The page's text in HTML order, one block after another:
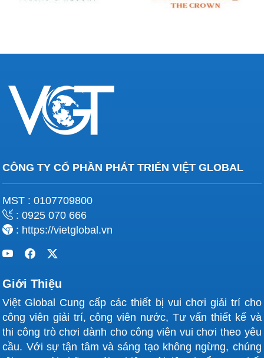
CÔNG TY CỔ PHẦN PHÁT TRIỂN VIỆT GLOBAL
MST : 0107709800
: 0925 070 666
: https://vietglobal.vn
Giới Thiệu
Việt Global Cung cấp các thiết bị vui chơi giải trí cho
công viên giải trí, công viên nước, Tư vấn thiết kế và
thi công trò chơi dành cho công viên vui chơi theo yêu
cầu. Với sự tận tâm và sáng tạo không ngừng, chúng